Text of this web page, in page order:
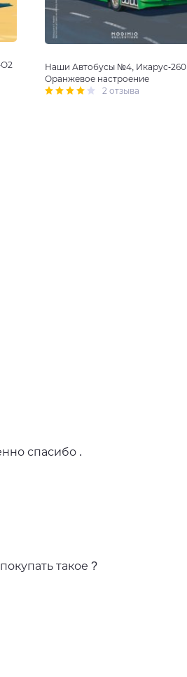
О2
Наши Автобусы №4, Икарус-260
Оранжевое настроение
2 отзыва
спасибо .
такое ?